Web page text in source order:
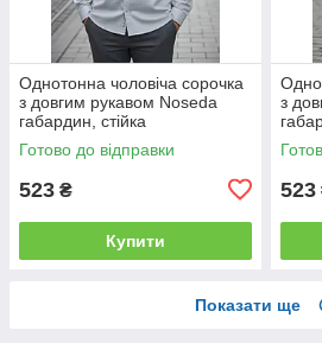
Однотонна чоловіча сорочка
з довгим рукавом Noseda
габардин, стійка
Готово до відправки
523 ₴
Купити
з
523
Показати ще